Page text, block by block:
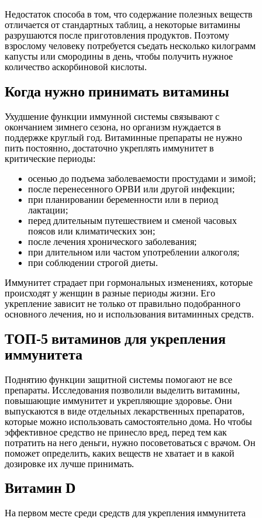
Недостаток способа в том, что содержание полезных веществ
отличается от стандартных таблиц, а некоторые витамины
разрушаются после приготовления продуктов. Поэтому
взрослому человеку потребуется съедать несколько килограмм
капусты или смородины в день, чтобы получить нужное
количество аскорбиновой кислоты.
Когда нужно принимать витамины
Ухудшение функции иммунной системы связывают с
окончанием зимнего сезона, но организм нуждается в
поддержке круглый год. Витаминные препараты не нужно
пить постоянно, достаточно укреплять иммунитет в
критические периоды:
осенью до подъема заболеваемости простудами и зимой;
после перенесенного ОРВИ или другой инфекции;
при планировании беременности или в период
лактации;
перед длительным путешествием и сменой часовых
поясов или климатических зон;
после лечения хронического заболевания;
при длительном или частом употреблении алкоголя;
при соблюдении строгой диеты.
Иммунитет страдает при гормональных изменениях, которые
происходят у женщин в разные периоды жизни. Его
укрепление зависит не только от правильно подобранного
основного лечения, но и использования витаминных средств.
ТОП-5 витаминов для укрепления
иммунитета
Поднятию функции защитной системы помогают не все
препараты. Исследования позволили выделить витамины,
повышающие иммунитет и укрепляющие здоровье. Они
выпускаются в виде отдельных лекарственных препаратов,
которые можно использовать самостоятельно дома. Но чтобы
эффективное средство не принесло вред, перед тем как
потратить на него деньги, нужно посоветоваться с врачом. Он
поможет определить, каких веществ не хватает и в какой
дозировке их лучше принимать.
Витамин D
На первом месте среди средств для укрепления иммунитета